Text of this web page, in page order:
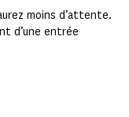
moins d’attente.
d’une entrée